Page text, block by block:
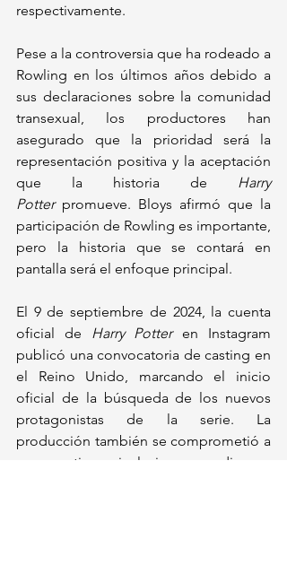
respectivamente.
Pese a la controversia que ha rodeado a
Rowling en los últimos años debido a
sus declaraciones sobre la comunidad
transexual, los productores han
asegurado que la prioridad será la
representación positiva y la aceptación
que la historia de
Harry
Potter promueve. Bloys afirmó que la
participación de Rowling es importante,
pero la historia que se contará en
pantalla será el enfoque principal.
El 9 de septiembre de 2024, la cuenta
oficial de
Harry Potter en Instagram
publicó una convocatoria de casting en
el Reino Unido, marcando el inicio
oficial de la búsqueda de los nuevos
protagonistas de la serie. La
producción también se comprometió a
un casting inclusivo y diverso,